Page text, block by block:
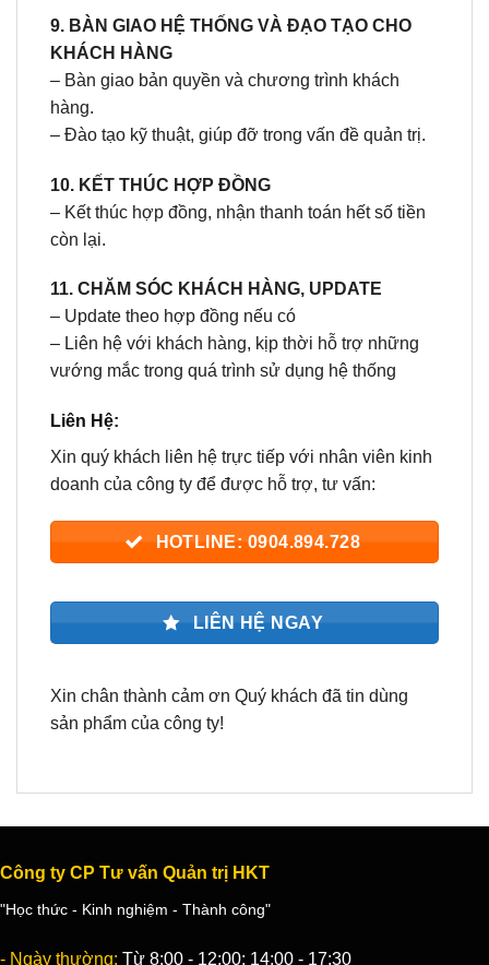
9. BÀN GIAO HỆ THỐNG VÀ ĐẠO TẠO CHO
KHÁCH HÀNG
– Bàn giao bản quyền và chương trình khách
hàng.
– Đào tạo kỹ thuật, giúp đỡ trong vấn đề quản trị.
10. KẾT THÚC HỢP ĐỒNG
– Kết thúc hợp đồng, nhận thanh toán hết số tiền
còn lại.
11. CHĂM SÓC KHÁCH HÀNG, UPDATE
– Update theo hợp đồng nếu có
– Liên hệ với khách hàng, kịp thời hỗ trợ những
vướng mắc trong quá trình sử dụng hệ thống
Liên Hệ:
Xin quý khách liên hệ trực tiếp với nhân viên kinh
doanh của công ty để được hỗ trợ, tư vấn:
HOTLINE: 0904.894.728
LIÊN HỆ NGAY
Xin chân thành cảm ơn Quý khách đã tin dùng
sản phẩm của công ty!
Công ty CP Tư vấn Quản trị HKT
"Học thức - Kinh nghiệm - Thành công"
- Ngày thường: Từ 8:00 - 12:00; 14:00 - 17:30